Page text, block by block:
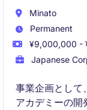
Minato
Permanent
¥9,000,000 -
Japanese
事業企画として
アカデミーの開